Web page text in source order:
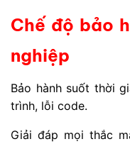
Chế độ bảo
nghiệp
Bảo hành suốt thời
trình, lỗi code.
Giải đáp mọi thắc